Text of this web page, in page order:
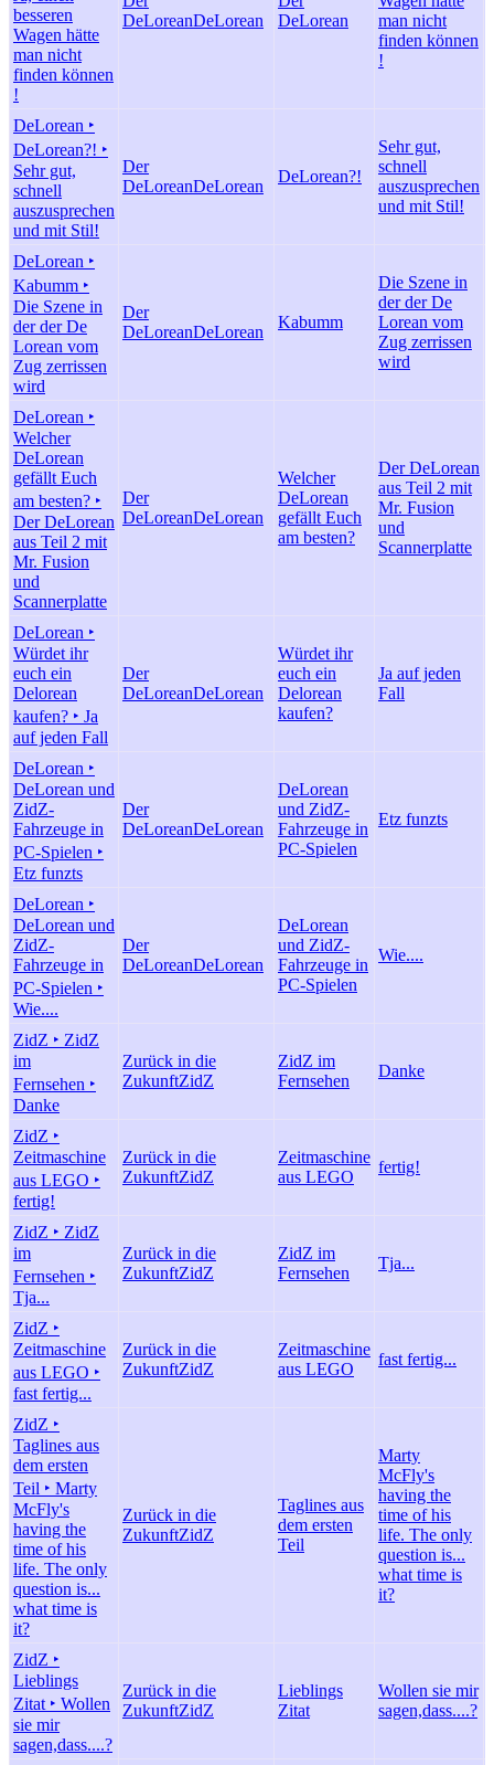
besseren
Wagen hätte
man nicht
finden können
!
DeLoreanDeLorean
DeLorean
man nicht
finden können
!
DeLorean ‣
DeLorean?! ‣
Sehr gut,
schnell
auszusprechen
und mit Stil!
Der
DeLoreanDeLorean
DeLorean?!
Sehr gut,
schnell
auszusprechen
und mit Stil!
DeLorean ‣
Kabumm ‣
Die Szene in
der der De
Lorean vom
Zug zerrissen
wird
Der
DeLoreanDeLorean
Kabumm
Die Szene in
der der De
Lorean vom
Zug zerrissen
wird
DeLorean ‣
Welcher
DeLorean
gefällt Euch
am besten? ‣
Der DeLorean
aus Teil 2 mit
Mr. Fusion
und
Scannerplatte
Der
DeLoreanDeLorean
Welcher
DeLorean
gefällt Euch
am besten?
Der DeLorean
aus Teil 2 mit
Mr. Fusion
und
Scannerplatte
DeLorean ‣
Würdet ihr
euch ein
Delorean
kaufen? ‣ Ja
auf jeden Fall
Der
DeLoreanDeLorean
Würdet ihr
euch ein
Delorean
kaufen?
Ja auf jeden
Fall
DeLorean ‣
DeLorean und
ZidZ-
Fahrzeuge in
PC-Spielen ‣
Etz funzts
Der
DeLoreanDeLorean
DeLorean
und ZidZ-
Fahrzeuge in
PC-Spielen
Etz funzts
DeLorean ‣
DeLorean und
ZidZ-
Fahrzeuge in
PC-Spielen ‣
Wie....
Der
DeLoreanDeLorean
DeLorean
und ZidZ-
Fahrzeuge in
PC-Spielen
Wie....
ZidZ ‣ ZidZ
im
Fernsehen ‣
Danke
Zurück in die
ZukunftZidZ
ZidZ im
Fernsehen
Danke
ZidZ ‣
Zeitmaschine
aus LEGO ‣
fertig!
Zurück in die
ZukunftZidZ
Zeitmaschine
aus LEGO
fertig!
ZidZ ‣ ZidZ
im
Fernsehen ‣
Tja...
Zurück in die
ZukunftZidZ
ZidZ im
Fernsehen
Tja...
ZidZ ‣
Zeitmaschine
aus LEGO ‣
fast fertig...
Zurück in die
ZukunftZidZ
Zeitmaschine
aus LEGO
fast fertig...
ZidZ ‣
Taglines aus
dem ersten
Teil ‣ Marty
McFly's
having the
time of his
life. The only
question is...
what time is
it?
Zurück in die
ZukunftZidZ
Taglines aus
dem ersten
Teil
Marty
McFly's
having the
time of his
life. The only
question is...
what time is
it?
ZidZ ‣
Lieblings
Zitat ‣ Wollen
sie mir
sagen,dass....?
Zurück in die
ZukunftZidZ
Lieblings
Zitat
Wollen sie mir
sagen,dass....?